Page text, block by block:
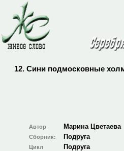
12. Сини подмосковные
Автор Марина Цветаева
Сборник: Подруга
Цикл Подруга